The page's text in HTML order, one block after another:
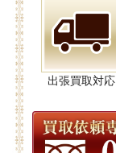
出張買取対応